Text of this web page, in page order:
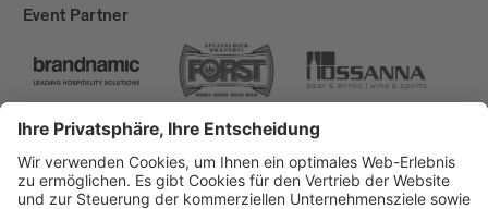
Event Partner